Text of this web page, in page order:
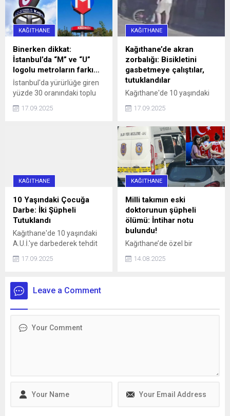
kapattı. Araç sürücüleri ile
halk otobüsündeki
yurttaşlar, uzun bir süre
aracın sürücüsüne
ulaşmaya ...
KAĞITHANE
Binerken dikkat:
İstanbul’da “M” ve “U”
logolu metroların farkı…
İstanbul'da yürürlüğe giren
yüzde 30 oranındaki toplu
metrolar ve Marmaray'da
17.09.2025
KAĞITHANE
Kağıthane’de akran
zorbalığı: Bisikletini
gasbetmeye çalıştılar,
tutuklandılar
Kağıthane'de 10 yaşındaki
gasbetmeye çalışan 16 ve
darbettikleri gerekçesiyle
tutuklandı.
17.09.2025
KAĞITHANE
10 Yaşındaki Çocuğa
Darbe: İki Şüpheli
Tutuklandı
Kağıthane'de 10 yaşındaki
A.U.İ.'ye darbederek tehdit
bir aracın çarpmasına neden
yaşındaki E.S. gözaltına
alındı. Şüpheliler, adliyeye
17.09.2025
KAĞITHANE
Milli takımın eski
doktorunun şüpheli
ölümü: İntihar notu
bulundu!
Kağıthane’de özel bir
olarak görev yapan doktor
intiharımı erteledim" yazılı
14.08.2025
Leave a Comment